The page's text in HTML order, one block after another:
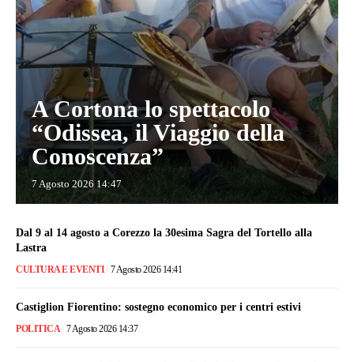
A Cortona lo spettacolo
“Odissea, il Viaggio della
Conoscenza”
7 Agosto 2026 14:47
Dal 9 al 14 agosto a Corezzo la 30esima Sagra del Tortello alla
Lastra
CULTURA E EVENTI 7 Agosto 2026 14:41
Castiglion Fiorentino: sostegno economico per i centri estivi
POLITICA 7 Agosto 2026 14:37